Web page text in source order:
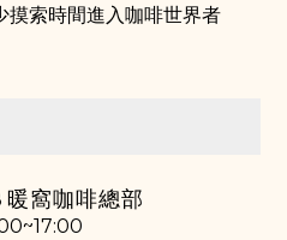
索時間進入咖啡世界者
暖窩咖啡總部